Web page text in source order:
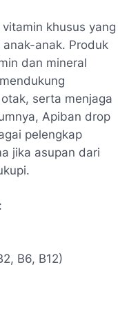
khusus yang
anak. Produk
dan mineral
serta menjaga
Apiban drop
pelengkap
jika asupan dari
B6, B12)